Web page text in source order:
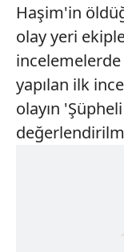
Haşim'in
olay yeri
yapılan ilk
olayın